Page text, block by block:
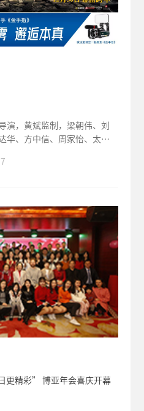
演，黄斌监制，梁朝伟、刘
华、方中信、周家怡、太
更精彩” 博亚年会喜庆开幕